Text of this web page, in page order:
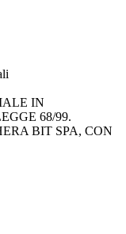
IN
68/99.
BIT SPA, CON